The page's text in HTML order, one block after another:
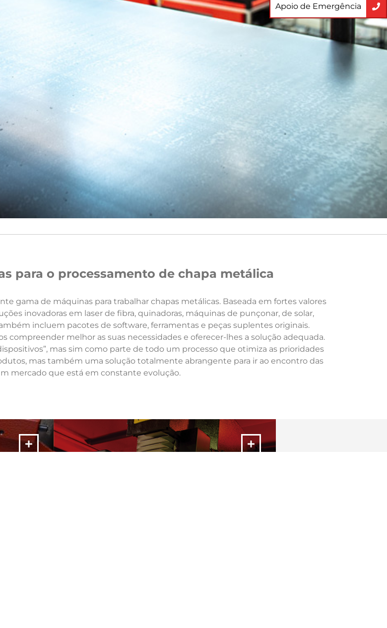
para o processamento de chapa metálica
gama de máquinas para trabalhar chapas metálicas. Baseada em fortes valores
inovadoras em laser de fibra, quinadoras, máquinas de punçonar, de solar,
incluem pacotes de software, ferramentas e peças suplentes originais.
compreender melhor as suas necessidades e oferecer-lhes a solução adequada.
mas sim como parte de todo um processo que otimiza as prioridades
mas também uma solução totalmente abrangente para ir ao encontro das
mercado que está em constante evolução.
Apoio de Emergência